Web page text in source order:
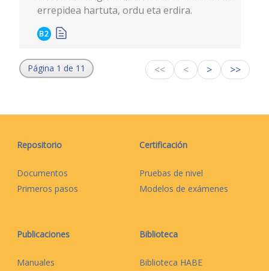
errepidea hartuta, ordu eta erdira.
B2
Página 1 de 11 << < > >>
Repositorio
Documentos
Primeros pasos
Certificación
Pruebas de nivel
Modelos de exámenes
Publicaciones
Manuales
Biblioteca
Biblioteca HABE